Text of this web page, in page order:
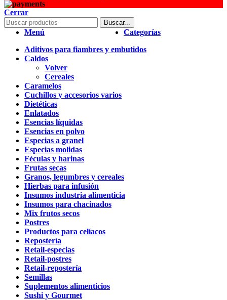
Cerrar
Buscar...
Menú
Categorías
Aditivos para fiambres y embutidos
Caldos
Volver
Cereales
Caramelos
Cuchillos y accesorios varios
Dietéticas
Enlatados
Esencias líquidas
Esencias en polvo
Especias a granel
Especias molidas
Féculas y harinas
Frutas secas
Granos, legumbres y cereales
Hierbas para infusión
Insumos industria alimenticia
Insumos para chacinados
Mix frutos secos
Postres
Productos para celíacos
Repostería
Retail-especias
Retail-postres
Retail-repostería
Semillas
Suplementos alimenticios
Sushi y Gourmet